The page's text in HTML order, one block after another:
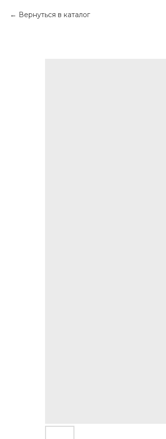
Вернуться в каталог